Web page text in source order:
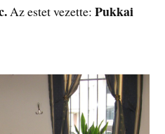
Az estet vezette:Pukkai